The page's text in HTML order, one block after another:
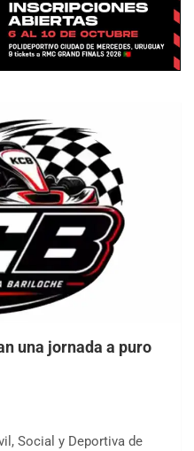
una jornada a puro
Social y Deportiva de